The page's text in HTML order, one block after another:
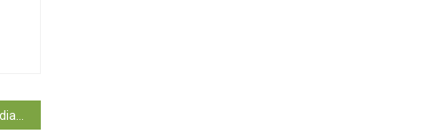
Kuliah Subuh Multimedia – Untukmu Palestin